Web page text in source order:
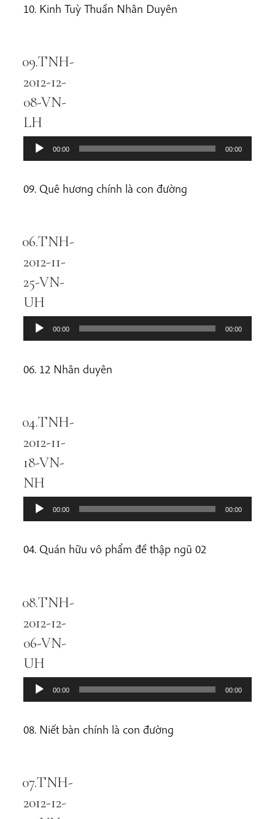
10. Kinh Tuỳ Thuần Nhân Duyên
09.TNH-
2012-12-
08-VN-
LH
00:00 00:00
09. Quê hương chính là con đường
06.TNH-
2012-11-
25-VN-
UH
00:00 00:00
06. 12 Nhân duyên
04.TNH-
2012-11-
18-VN-
NH
00:00 00:00
04. Quán hữu vô phẩm đề thập ngũ 02
08.TNH-
2012-12-
06-VN-
UH
00:00 00:00
08. Niết bàn chính là con đường
07.TNH-
2012-12-